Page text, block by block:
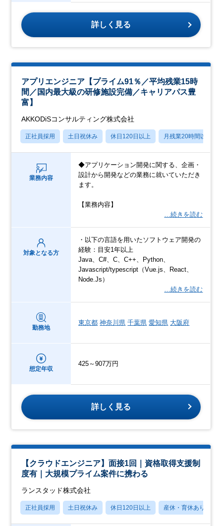
詳しく見る
アプリエンジニア【プライム91％／平均残業15時
間／国内最大級の研修施設完備／キャリアパス豊
富】
AKKODiSコンサルティング株式会社
正社員採用 土日祝休み 休日120日以上 月残業20時間以内
業務内容
◆アプリケーション開発に関する、企画・
設計から開発などの業務に就いていただき
ます。
【業務内容】
…続きを読む
対象となる方
・以下の言語を用いたソフトウェア開発の
経験：目安1年以上
Java、C#、C、C++、Python、
Javascript/typescript（Vue.js、React、
Node.Js）
…続きを読む
勤務地
東京都 神奈川県 千葉県 愛知県 大阪府
想定年収
425～907万円
詳しく見る
【クラウドエンジニア】面接1回｜資格取得支援制
度有｜大規模プライム案件に携わる
ランスタッド株式会社
正社員採用 土日祝休み 休日120日以上 産休・育休あり